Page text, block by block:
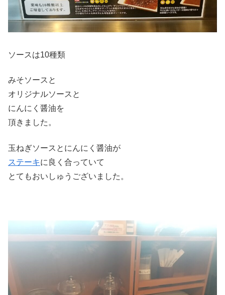
ソースは10種類
みそソースと
オリジナルソースと
にんにく醤油を
頂きました。
玉ねぎソースとにんにく醤油が
ステーキに良く合っていて
とてもおいしゅうございました。